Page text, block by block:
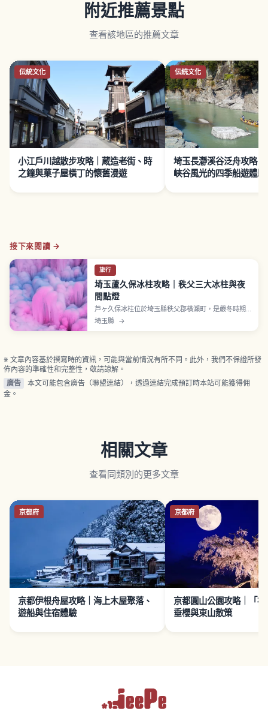
附近推薦景點
查看該地區的推薦文章
伝統文化
小江戶川越散步攻略｜蔵造老街、時
之鐘與菓子屋橫丁的懷舊漫遊
伝統文化
埼玉長瀞溪谷泛舟攻略｜
峽谷風光的四季船遊體驗
接下來閱讀 →
旅行
埼玉蘆久保冰柱攻略｜秩父三大冰柱與夜
間點燈
芦ヶ久保冰柱位於埼玉縣秩父郡橫瀨町，是嚴冬時期
透過在山坡灑水使其結冰而形成的人工冰柱景觀，是
「秩父三大冰柱」之一。從西武秩父線「蘆久保站」
日圓，週末點燈800日圓。
埼玉縣 →
※ 文章內容基於撰寫時的資訊，可能與當前情況有所不同。此外，我們不保證所發
佈內容的準確性和完整性，敬請諒解。
廣告
本文可能包含廣告（聯盟連結），透過連結完成預訂時本站可能獲得佣
金。
相關文章
查看同類別的更多文章
京都府
京都伊根舟屋攻略｜海上木屋聚落、
遊船與住宿體驗
京都府
京都圓山公園攻略｜「
垂櫻與東山散策